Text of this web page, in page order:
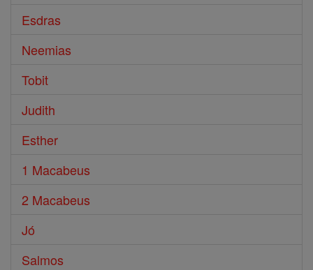
Esdras
Neemias
Tobit
Judith
Esther
1 Macabeus
2 Macabeus
Jó
Salmos